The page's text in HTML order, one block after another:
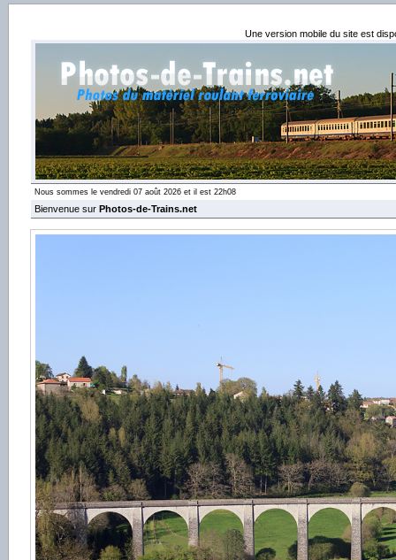
Une version mobile du site est
Nous sommes le vendredi 07 août 2026 et il est 22h08
Bienvenue sur Photos-de-Trains.net